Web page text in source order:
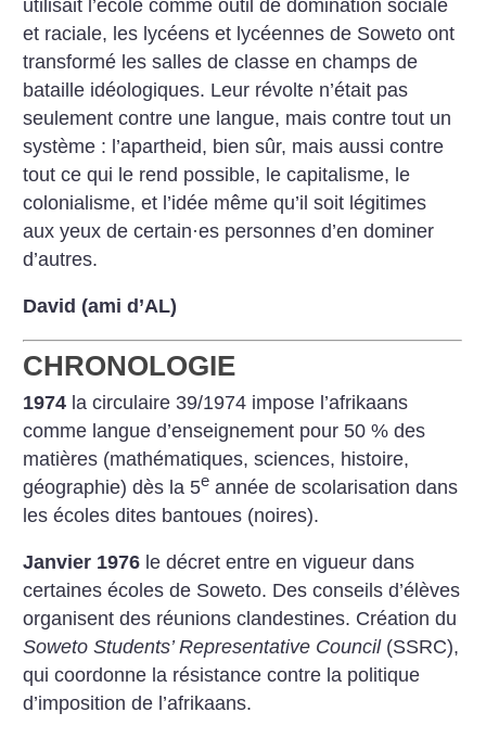
utilisait l’école comme outil de domination sociale
et raciale, les lycéens et lycéennes de Soweto ont
transformé les salles de classe en champs de
bataille idéologiques. Leur révolte n’était pas
seulement contre une langue, mais contre tout un
système : l’apartheid, bien sûr, mais aussi contre
tout ce qui le rend possible, le capitalisme, le
colonialisme, et l’idée même qu’il soit légitimes
aux yeux de certain·es personnes d’en dominer
d’autres.
David (ami d’AL)
CHRONOLOGIE
1974 la circulaire 39/1974 impose l’afrikaans
comme langue d’enseignement pour 50 % des
matières (mathématiques, sciences, histoire,
géographie) dès la 5e année de scolarisation dans
les écoles dites bantoues (noires).
Janvier 1976 le décret entre en vigueur dans
certaines écoles de Soweto. Des conseils d’élèves
organisent des réunions clandestines. Création du
Soweto Students’ Representative Council(SSRC),
qui coordonne la résistance contre la politique
d’imposition de l’afrikaans.